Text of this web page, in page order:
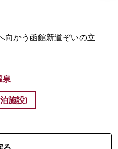
向かう函館新道ぞいの立
泉
施設)